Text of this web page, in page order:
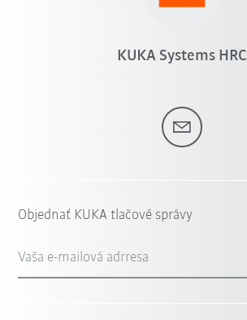
KUKA Systems HRC
Objednať KUKA tlačové správy
Vaša e-mailová adrresa